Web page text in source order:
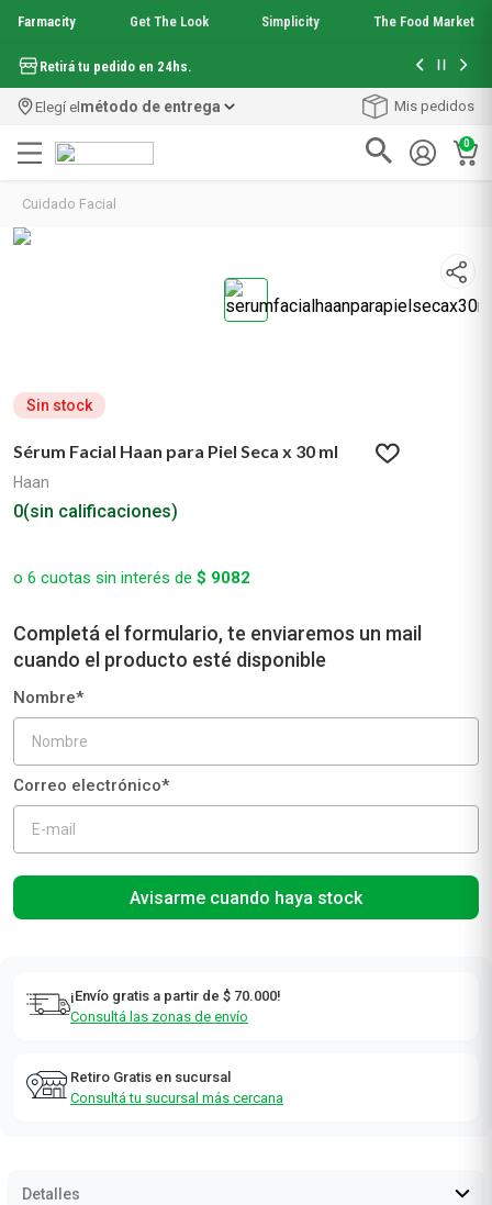
Farmacity Get The Look Simplicity The Food Market
Retirá tu pedido en 24hs. Hasta 6
Elegí elmétodo de entrega Mis pedidos
0
Cuidado Facial
Sin stock
Sérum Facial Haan para Piel Seca x 30 ml
Haan
0(sin calificaciones)
o 6 cuotas sin interés de $ 9082
Avisarme cuando haya stock
¡Envío gratis a partir de $ 70.000!
Consultá las zonas de envío
Retiro Gratis en sucursal
Consultá tu sucursal más cercana
Detalles
2.
.protector solar
10.nyx